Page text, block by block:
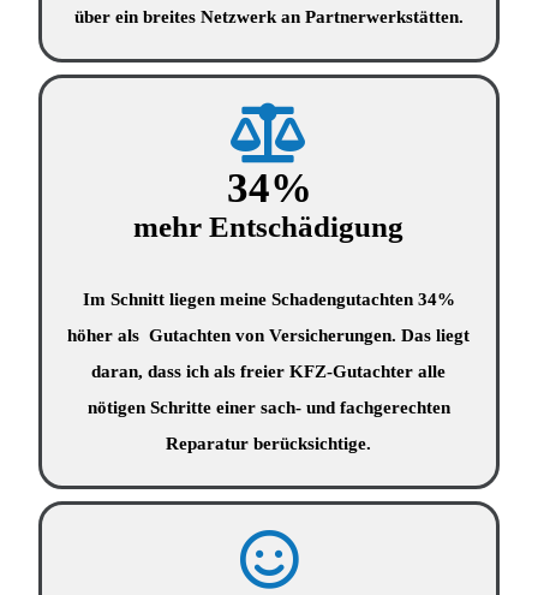
über ein breites Netzwerk an Partnerwerkstätten.
34%
mehr Entschädigung
Im Schnitt liegen meine Schadengutachten 34%
höher als Gutachten von Versicherungen. Das liegt
daran, dass ich als freier KFZ-Gutachter alle
nötigen Schritte einer sach- und fachgerechten
Reparatur berücksichtige.